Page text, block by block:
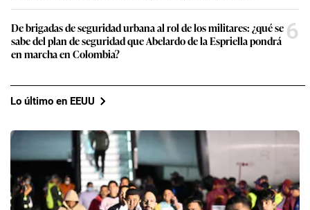
De brigadas de seguridad urbana al rol de los militares: ¿qué se
sabe del plan de seguridad que Abelardo de la Espriella pondrá
en marcha en Colombia?
6
Lo último en EEUU